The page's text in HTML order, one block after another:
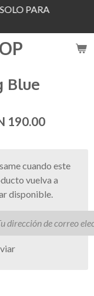
PARA
Blue
190.00
cuando este
vuelva a
disponible.